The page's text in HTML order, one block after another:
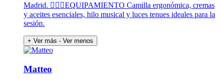
Madrid. 💆🏻‍♂️EQUIPAMIENTO Camilla ergonómica, cremas
y aceites esenciales, hilo musical y luces tenues ideales para la
sesión.
+ Ver más - Ver menos
Matteo